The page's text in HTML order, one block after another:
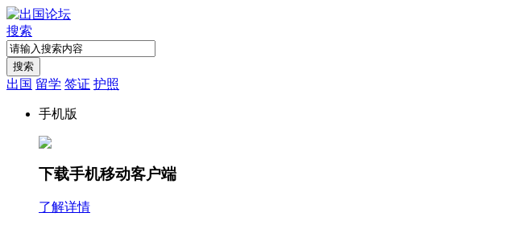
搜索
搜索
出国 留学 签证 护照
手机版
下载手机移动客户端
了解详情